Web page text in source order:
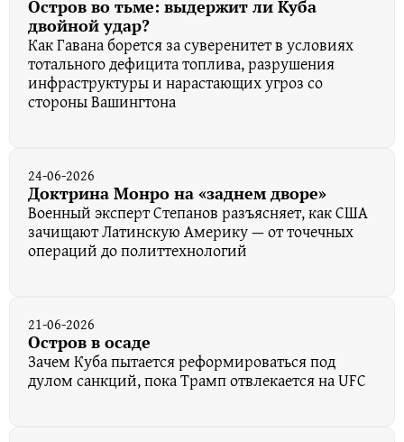
Остров во тьме: выдержит ли Куба
двойной удар?
Как Гавана борется за суверенитет в условиях
тотального дефицита топлива, разрушения
инфраструктуры и нарастающих угроз со
стороны Вашингтона
24-06-2026
Доктрина Монро на «заднем дворе»
Военный эксперт Степанов разъясняет, как США
зачищают Латинскую Америку — от точечных
операций до политтехнологий
21-06-2026
Остров в осаде
Зачем Куба пытается реформироваться под
дулом санкций, пока Трамп отвлекается на UFC